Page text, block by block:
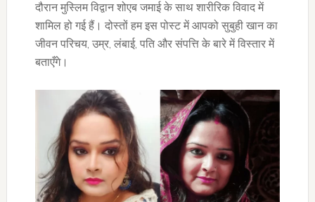
दौरान मुस्लिम विद्वान शोएब जमाई के साथ शारीरिक विवाद में
शामिल हो गई हैं। दोस्तों हम इस पोस्ट में आपको सुबुही खान का
जीवन परिचय, उम्र, लंबाई, पति और संपत्ति के बारे में विस्तार में
बताएँगे।